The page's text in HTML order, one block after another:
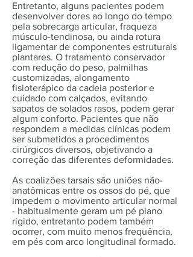
Entretanto, alguns pacientes podem
desenvolver dores ao longo do tempo
pela sobrecarga articular, fraqueza
músculo-tendinosa, ou ainda rotura
ligamentar de componentes estruturais
plantares. O tratamento conservador
com redução do peso, palmilhas
customizadas, alongamento
fisioterápico da cadeia posterior e
cuidado com calçados, evitando
sapatos de solados rasos, podem gerar
algum conforto. Pacientes que não
respondem a medidas clínicas podem
ser submetidos a procedimentos
cirúrgicos diversos, objetivando a
correção das diferentes deformidades.
As coalizões tarsais são uniões não-
anatômicas entre os ossos do pé, que
impedem o movimento articular normal
- habitualmente geram um pé plano
rígido, entretanto podem também
ocorrer, com muito menos frequência,
em pés com arco longitudinal formado.